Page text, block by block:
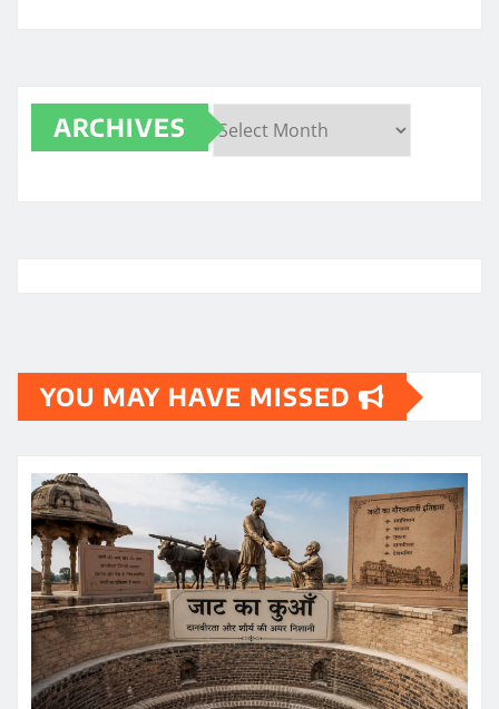
ARCHIVES
YOU MAY HAVE MISSED